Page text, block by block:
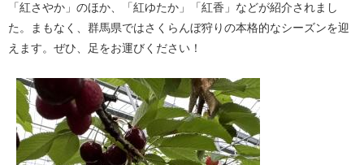
「紅さやか」のほか、「紅ゆたか」「紅香」などが紹介されまし
た。まもなく、群馬県ではさくらんぼ狩りの本格的なシーズンを迎
えます。ぜひ、足をお運びください！